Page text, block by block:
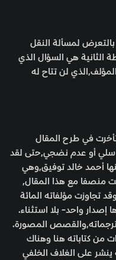
بالتعرض لمسألة النقل
الثانية هي السؤال الذي
لن تتاح له
تأخرت في طرح المقال
أو عدم نضجي,حتى لقد
أحمد خالد توفيق,وهي
منصفا مع هذا المقال,
تجاوزت مؤلفاته المائة
إصدار واحد- بلا استثناء.
المصورة.
من كتاباته هنا وهناك
على الغلاف الخلفي